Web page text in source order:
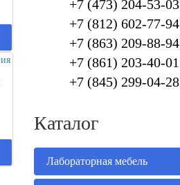
+7 (473) 204-53-03
+7 (812) 602-77-94
+7 (863) 209-88-94
+7 (861) 203-40-01
+7 (845) 299-04-28
Каталог
Лабораторная мебель